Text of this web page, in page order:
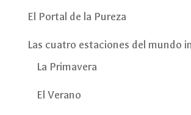
El Portal de la Pureza
Las cuatro estaciones del mundo
La Primavera
El Verano